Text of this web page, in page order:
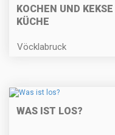
KOCHEN UND
KÜCHE
Vöcklabruck
WAS IST LOS?